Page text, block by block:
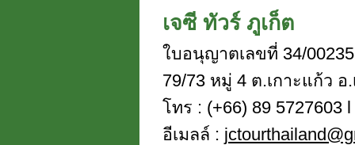
เจซี ทัวร์ ภูเก็ต
ใบอนุญาตเลขที่ 34/
79/73 หมู่ 4 ต.เกาะแก้ว อ
โทร : (+66) 89 5727603
อีเมลล์ :